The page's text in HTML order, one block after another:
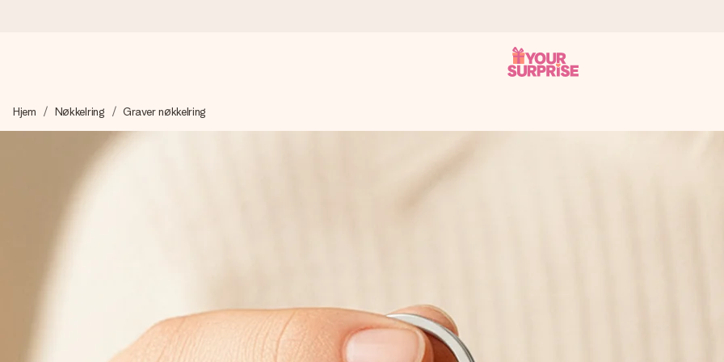
Vi lager dine gaver med omtanke og sender den avgårde så raskt som mulig - slik at du kan gi gaven i tide, når den betyr aller mest.
4,5 (basert på +15 000 anmeldelser)
Lag noe unikt med bare noen få steg - med hennes navn, et bilde av dere eller en beskjed som virkelig berører hjertet. Ikke noe
Hjem Nøkkelring Graver nøkkelring